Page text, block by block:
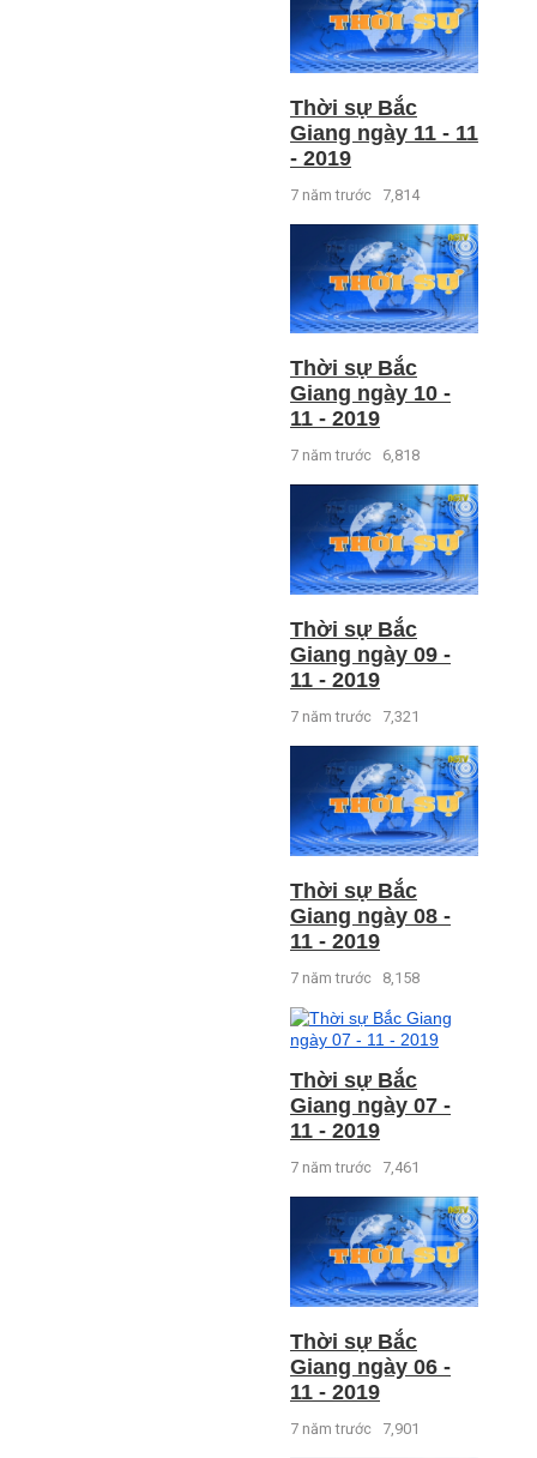
Thời sự Bắc
Giang ngày 11 - 11
- 2019
7 năm trước 7,814
Thời sự Bắc
Giang ngày 10 -
11 - 2019
7 năm trước 6,818
Thời sự Bắc
Giang ngày 09 -
11 - 2019
7 năm trước 7,321
Thời sự Bắc
Giang ngày 08 -
11 - 2019
7 năm trước 8,158
Thời sự Bắc
Giang ngày 07 -
11 - 2019
7 năm trước 7,461
Thời sự Bắc
Giang ngày 06 -
11 - 2019
7 năm trước 7,901